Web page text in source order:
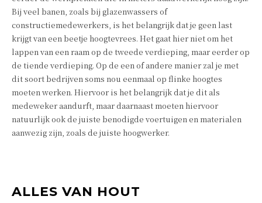
Bij veel banen, zoals bij glazenwassers of
constructiemedewerkers, is het belangrijk dat je geen last
krijgt van een beetje hoogtevrees. Het gaat hier niet om het
lappen van een raam op de tweede verdieping, maar eerder op
de tiende verdieping. Op de een of andere manier zal je met
dit soort bedrijven soms nou eenmaal op flinke hoogtes
moeten werken. Hiervoor is het belangrijk dat je dit als
medeweker aandurft, maar daarnaast moeten hiervoor
natuurlijk ook de juiste benodigde voertuigen en materialen
aanwezig zijn, zoals de juiste hoogwerker.
ALLES VAN HOUT